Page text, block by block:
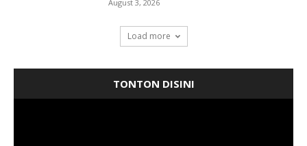
August 3, 2026
Load more
TONTON DISINI